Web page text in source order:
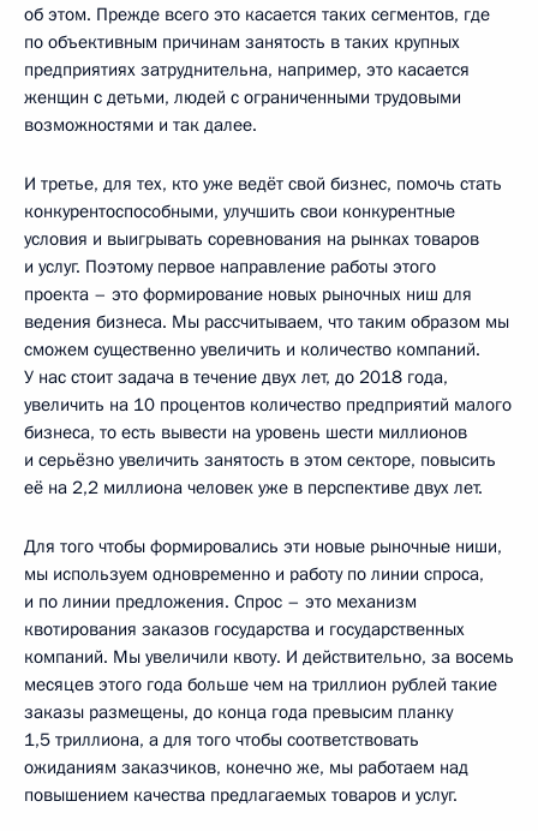
об этом. Прежде всего это касается таких сегментов, где
по объективным причинам занятость в таких крупных
предприятиях затруднительна, например, это касается
женщин с детьми, людей с ограниченными трудовыми
возможностями и так далее.
И третье, для тех, кто уже ведёт свой бизнес, помочь стать
конкурентоспособными, улучшить свои конкурентные
условия и выигрывать соревнования на рынках товаров
и услуг. Поэтому первое направление работы этого
проекта – это формирование новых рыночных ниш для
ведения бизнеса. Мы рассчитываем, что таким образом мы
сможем существенно увеличить и количество компаний.
У нас стоит задача в течение двух лет, до 2018 года,
увеличить на 10 процентов количество предприятий малого
бизнеса, то есть вывести на уровень шести миллионов
и серьёзно увеличить занятость в этом секторе, повысить
её на 2,2 миллиона человек уже в перспективе двух лет.
Для того чтобы формировались эти новые рыночные ниши,
мы используем одновременно и работу по линии спроса,
и по линии предложения. Спрос – это механизм
квотирования заказов государства и государственных
компаний. Мы увеличили квоту. И действительно, за восемь
месяцев этого года больше чем на триллион рублей такие
заказы размещены, до конца года превысим планку
1,5 триллиона, а для того чтобы соответствовать
ожиданиям заказчиков, конечно же, мы работаем над
повышением качества предлагаемых товаров и услуг.